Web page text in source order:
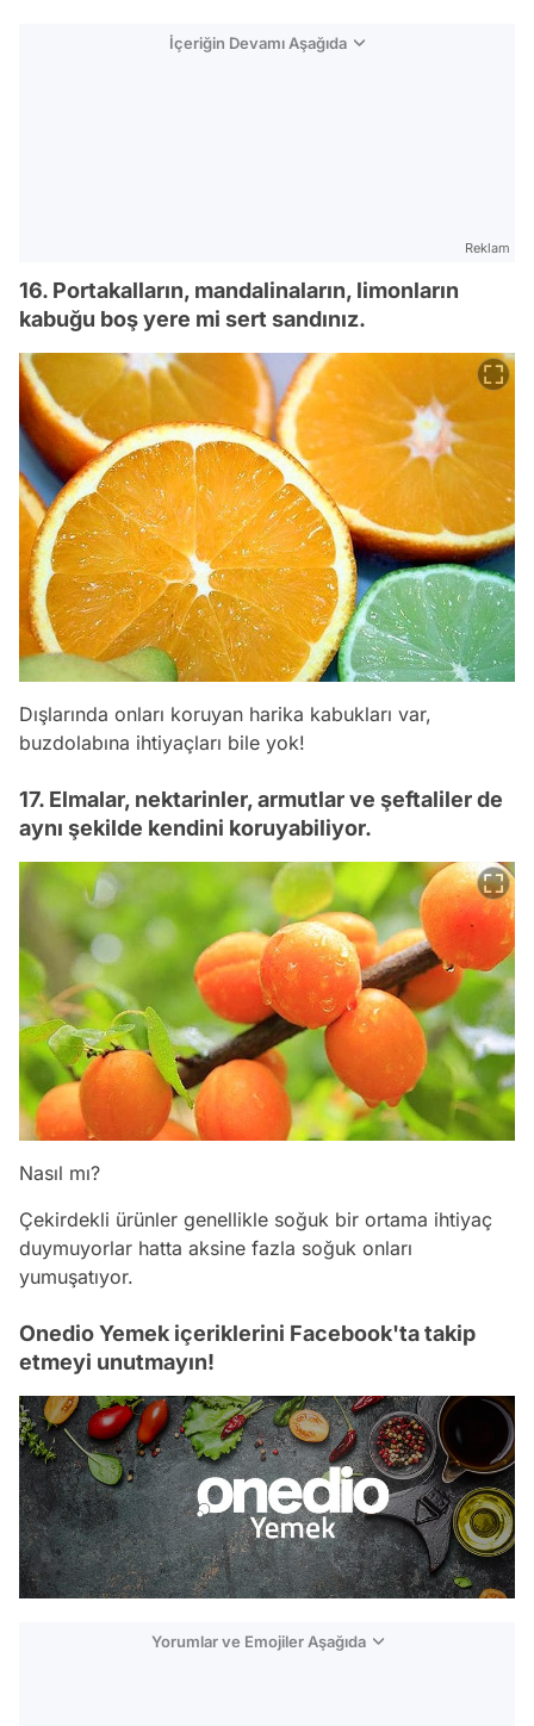
İçeriğin Devamı Aşağıda
Reklam
16. Portakalların, mandalinaların, limonların
kabuğu boş yere mi sert sandınız.
Dışlarında onları koruyan harika kabukları var,
buzdolabına ihtiyaçları bile yok!
17. Elmalar, nektarinler, armutlar ve şeftaliler de
aynı şekilde kendini koruyabiliyor.
Nasıl mı?
Çekirdekli ürünler genellikle soğuk bir ortama ihtiyaç
duymuyorlar hatta aksine fazla soğuk onları
yumuşatıyor.
Onedio Yemek içeriklerini Facebook'ta takip
etmeyi unutmayın!
Yorumlar ve Emojiler Aşağıda